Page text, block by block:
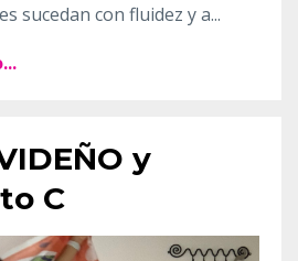
sucedan con fluidez y a...
y
C